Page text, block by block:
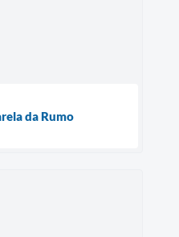
da Rumo